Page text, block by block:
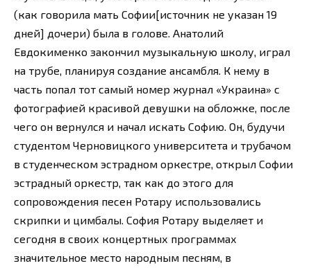
(как говорила мать Софии[источник не указан 19
дней] дочери) была в голове. Анатолий
Евдокименко закончил музыкальную школу, играл
на трубе, планируя создание ансамбля. К нему в
часть попал тот самый номер журнал «Украина» с
фотографией красивой девушки на обложке, после
чего он вернулся и начал искать Софию. Он, будучи
студентом Черновицкого университета и трубачом
в студенческом эстрадном оркестре, открыл Софии
эстрадный оркестр, так как до этого для
сопровождения песен Ротару использовались
скрипки и цимбалы. София Ротару выделяет и
сегодня в своих концертных программах
значительное место народным песням, в